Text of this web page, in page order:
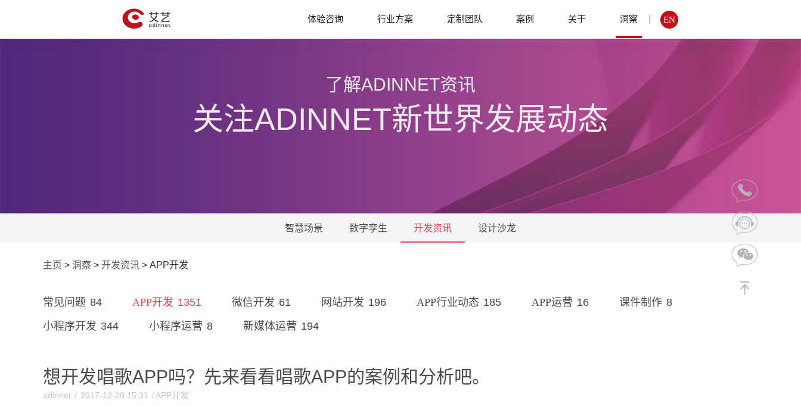
体验咨询 行业方案 定制团队 案例 关于 洞察 EN
了解ADINNET资讯
关注ADINNET新世界发展动态
智慧场景 数字孪生 开发资讯 设计沙龙
主页 > 洞察 > 开发资讯 > APP开发
常见问题 84 APP开发 1351 微信开发 61 网站开发 196 APP行业动态 185 APP运营 16 课件制作 8
小程序开发 344 小程序运营 8 新媒体运营 194
想开发唱歌APP吗？先来看看唱歌APP的案例和分析吧。
adinnet / 2017-12-20 15:31 /APP开发